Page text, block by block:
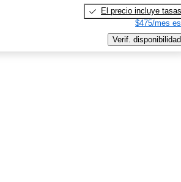
El precio incluye tasas
$475/mes
Verif. disponibilidad